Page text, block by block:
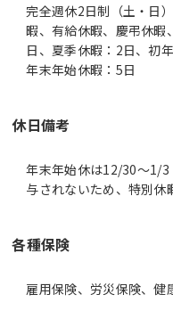
完全週休2日制（土・日
暇、有給休暇、慶弔休
日、夏季休暇：2日、初
年末年始休暇：5日
休日備考
年末年始休は12/30～1/
与されないため、特別
各種保険
雇用保険、労災保険、健